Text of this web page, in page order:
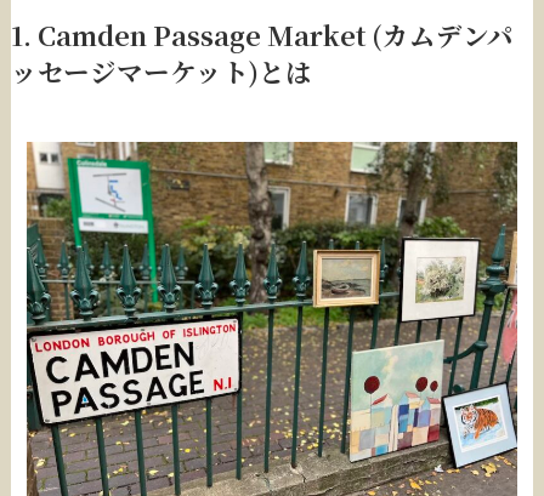
1. Camden Passage Market (カムデンパ
ッセージマーケット)とは